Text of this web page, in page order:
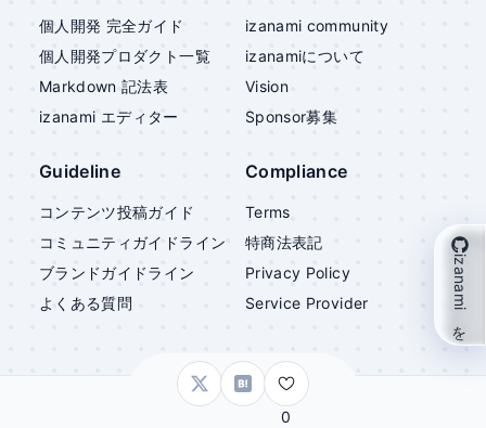
0
個人開発 完全ガイド
個人開発プロダクト一覧
Markdown 記法表
izanami エディター
izanami community
izanamiについて
Vision
Sponsor募集
Guideline
コンテンツ投稿ガイド
コミュニティガイドライン
ブランドガイドライン
よくある質問
Compliance
Terms
特商法表記
Privacy Policy
Service Provider
izanami
izanami を支援